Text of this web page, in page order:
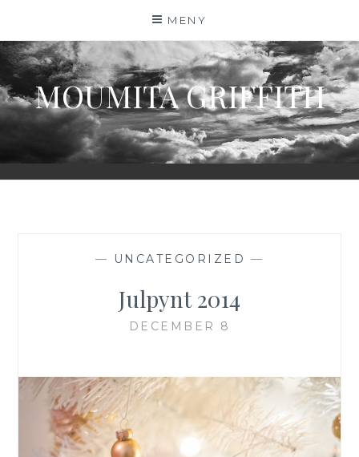
innehåll
MENY
MOUMITA GRIFFITH
— UNCATEGORIZED —
Julpynt 2014
DECEMBER 8